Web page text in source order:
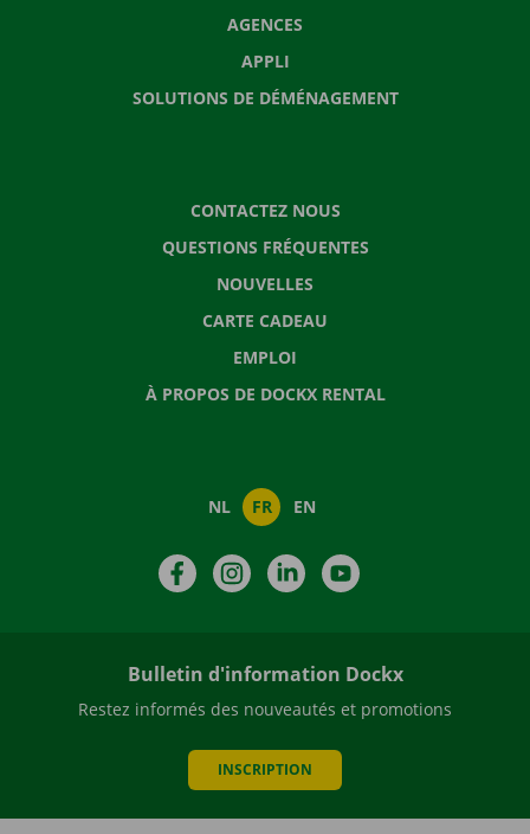
AGENCES
APPLI
SOLUTIONS DE DÉMÉNAGEMENT
CONTACTEZ NOUS
QUESTIONS FRÉQUENTES
NOUVELLES
CARTE CADEAU
EMPLOI
À PROPOS DE DOCKX RENTAL
NL FR EN
FacebookInstagramLinkedIn
Bulletin d'information Dockx
Restez informés des nouveautés et promotions
INSCRIPTION